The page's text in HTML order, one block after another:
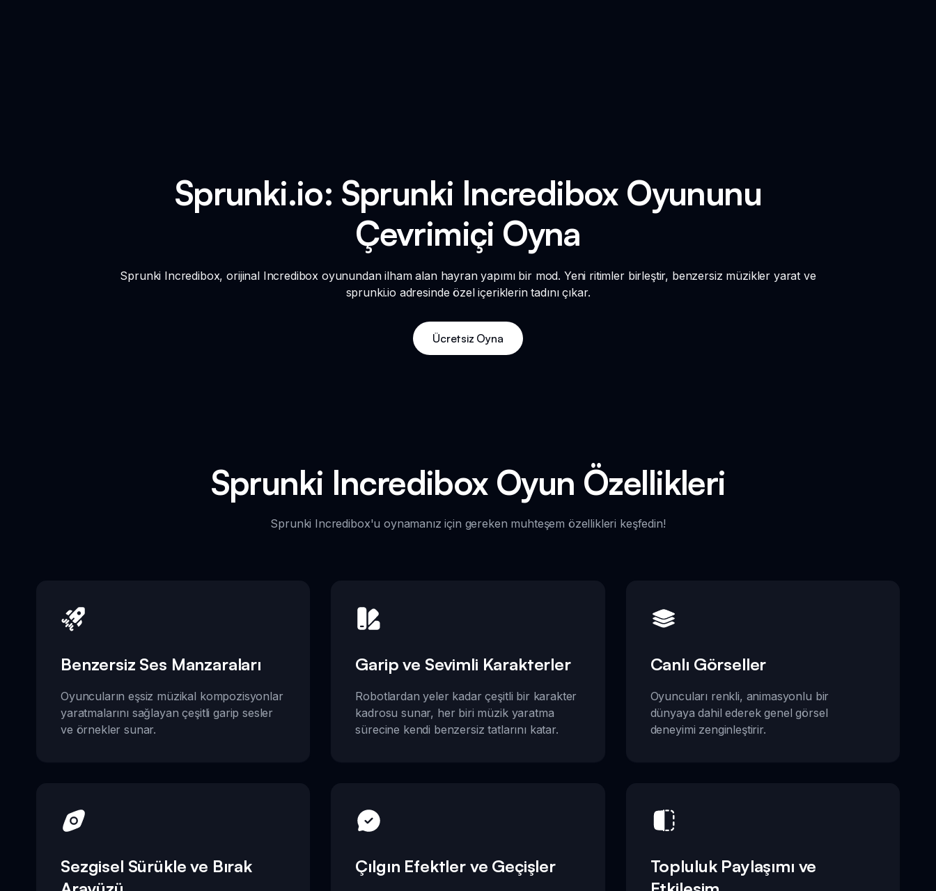
Sprunki.io: Sprunki Incredibox Oyununu
Çevrimiçi Oyna
Sprunki Incredibox, orijinal Incredibox oyunundan ilham alan hayran yapımı bir mod. Yeni ritimler birleştir, benzersiz müzikler yarat ve
sprunki.io adresinde özel içeriklerin tadını çıkar.
Ücretsiz Oyna
Sprunki Incredibox Oyun Özellikleri
Sprunki Incredibox'u oynamanız için gereken muhteşem özellikleri keşfedin!
Benzersiz Ses Manzaraları
Oyuncuların eşsiz müzikal kompozisyonlar
yaratmalarını sağlayan çeşitli garip sesler
ve örnekler sunar.
Garip ve Sevimli Karakterler
Robotlardan yeler kadar çeşitli bir karakter
kadrosu sunar, her biri müzik yaratma
sürecine kendi benzersiz tatlarını katar.
Canlı Görseller
Oyuncuları renkli, animasyonlu bir
dünyaya dahil ederek genel görsel
deneyimi zenginleştirir.
Sezgisel Sürükle ve Bırak
Çılgın Efektler ve Geçişler
Topluluk Paylaşımı ve